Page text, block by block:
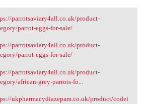
parrotsaviary4all.co
parrotsaviary4all.co.uk/product-
parrot-eggs-for-sale/
parrotsaviary4all.co.uk/product-
parrot-eggs-for-sale/
parrotsaviary4all.co.uk/product-
african-grey-parrots-fo...
ukpharmacydiazepam.co.uk/product/codei